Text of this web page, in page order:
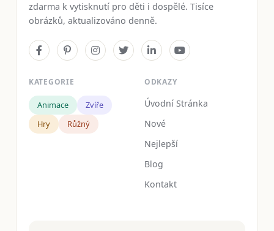
zdarma k vytisknutí pro děti i dospělé. Tisíce
obrázků, aktualizováno denně.
KATEGORIE
Animace
Zvíře
Hry
Růžný
ODKAZY
Úvodní Stránka
Nové
Nejlepší
Blog
Kontakt